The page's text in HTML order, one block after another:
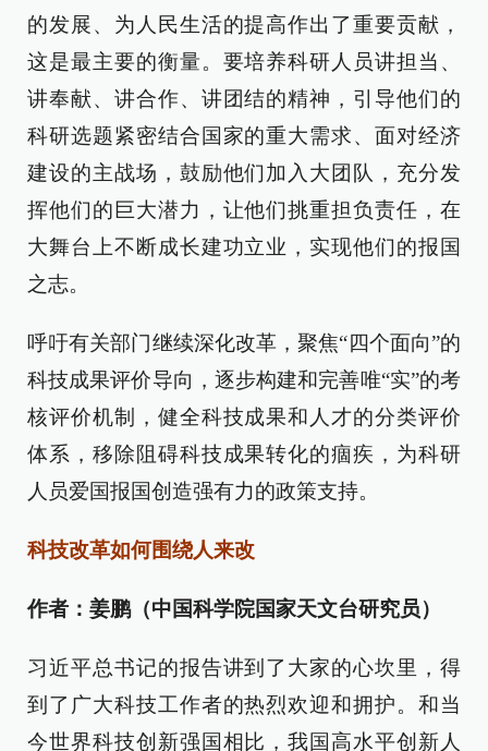
的发展、为人民生活的提高作出了重要贡献，
这是最主要的衡量。要培养科研人员讲担当、
讲奉献、讲合作、讲团结的精神，引导他们的
科研选题紧密结合国家的重大需求、面对经济
建设的主战场，鼓励他们加入大团队，充分发
挥他们的巨大潜力，让他们挑重担负责任，在
大舞台上不断成长建功立业，实现他们的报国
之志。
呼吁有关部门继续深化改革，聚焦“四个面向”的
科技成果评价导向，逐步构建和完善唯“实”的考
核评价机制，健全科技成果和人才的分类评价
体系，移除阻碍科技成果转化的痼疾，为科研
人员爱国报国创造强有力的政策支持。
科技改革如何围绕人来改
作者：姜鹏（中国科学院国家天文台研究员）
习近平总书记的报告讲到了大家的心坎里，得
到了广大科技工作者的热烈欢迎和拥护。和当
今世界科技创新强国相比，我国高水平创新人